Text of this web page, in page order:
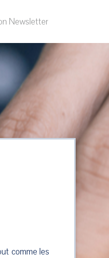
Newsletter
comme les